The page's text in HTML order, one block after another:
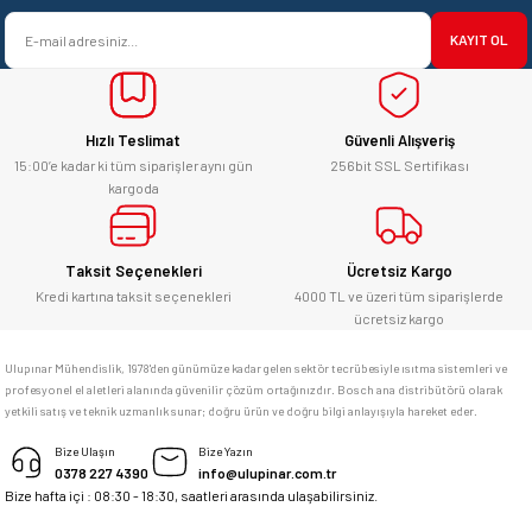
Ürün bilgilerinde hatalar bulunuyor.
Ürün fiyatı diğer sitelerden daha pahalı.
Bu ürüne benzer farklı alternatifler olmalı.
satışı ve alış veriş deneyimi gayet
başarılı. hayırlı işler. teşekkürler.
yücel çağatay uzun | 12/06/2026
Kesinlikle orjinal ürün, güvenerek
alabilirsiniz.
E... Ü... | 10/06/2026
Bosch marka alet alacaksam kesinlikle
adresim Ulupınar.com.tr
memnun kaldım
Deneyimini Paylaş
KAYIT OL
Hızlı Teslimat
15:00’e kadar ki tüm siparişler aynı gün
kargoda
Güvenli Alışveriş
256bit SSL Sertifikası
Taksit Seçenekleri
Kredi kartına taksit seçenekleri
Ücretsiz Kargo
4000 TL ve üzeri tüm siparişlerde
ücretsiz kargo
Ulupınar Mühendislik, 1978'den günümüze kadar gelen sektör tecrübesiyle ısıtma sistemleri ve
profesyonel el aletleri alanında güvenilir çözüm ortağınızdır. Bosch ana distribütörü olarak
yetkili satış ve teknik uzmanlık sunar; doğru ürün ve doğru bilgi anlayışıyla hareket eder.
Bize Ulaşın
0378 227 4390
Bize Yazın
info@ulupinar.com.tr
Bize hafta içi : 08:30 - 18:30, saatleri arasında ulaşabilirsiniz.